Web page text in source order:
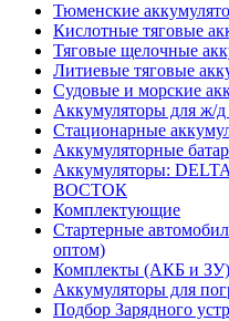
Тюменские
Кислотные тяговые
Тяговые щелочные
Литиевые тяговые
Судовые и морские
Аккумуляторы для ж/д
Стационарные
Аккумуляторные
Аккумуляторы:
ВОСТОК
Комплектующие
Стартерные
оптом)
Комплекты (АКБ и ЗУ)
Аккумуляторы для
Подбор Зарядного